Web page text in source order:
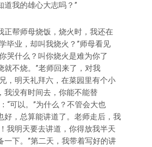
道我的雄心大志吗？”
正帮师母烧饭，烧火时，我还在
毕业，却叫我烧火？”师母看见
哭什么？叫你烧火是难为你了
就不烧。”老师回来了，对我
，明天礼拜六，在菜园里有个小
我没有时间去，你能不能替
“可以。”为什么？不管会大也
好，总算能讲道了。老师走后，我
我明天要去讲道，你得放我半天
一下。”第二天，我带着写好的讲